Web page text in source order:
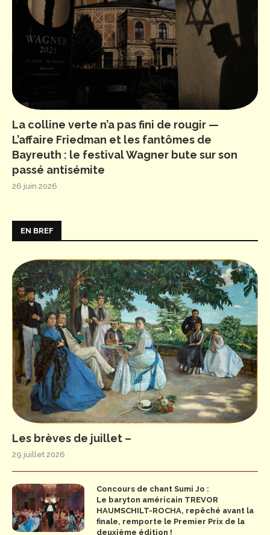
La colline verte n’a pas fini de rougir —
L’affaire Friedman et les fantômes de
Bayreuth : le festival Wagner bute sur son
passé antisémite
26 juin 2026
EN BREF
Les brèves de juillet –
29 juillet 2026
Concours de chant Sumi Jo :
Le baryton américain TREVOR
HAUMSCHILT-ROCHA, repêché avant la
finale, remporte le Premier Prix de la
deuxième édition !